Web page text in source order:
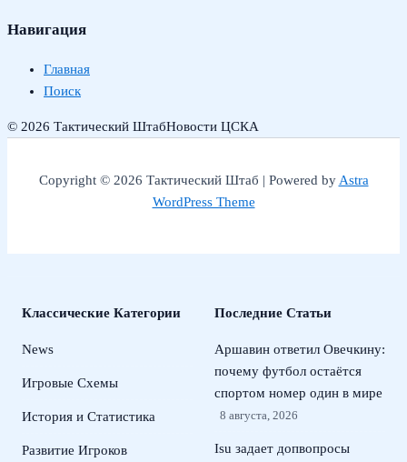
Навигация
Главная
Поиск
© 2026 Тактический ШтабНовости ЦСКА
Copyright © 2026 Тактический Штаб | Powered byAstra
WordPress Theme
Классические Категории
News
Игровые Схемы
История и Статистика
Развитие Игроков
Последние Статьи
Аршавин ответил Овечкину:
почему футбол остаётся
спортом номер один в мире
8 августа, 2026
Isu задает допвопросы